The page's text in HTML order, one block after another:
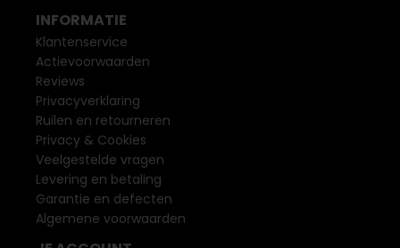
INFORMATIE
Klantenservice
Actievoorwaarden
Reviews
Privacyverklaring
Ruilen en retourneren
Privacy & Cookies
Veelgestelde vragen
Levering en betaling
Garantie en defecten
Algemene voorwaarden